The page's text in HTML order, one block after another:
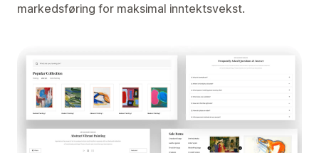
markedsføring for maksimal inntektsvekst.